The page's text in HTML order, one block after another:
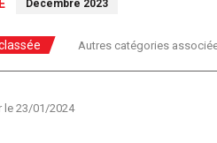
Décembre 2023
Autres catégories
le23/01/2024